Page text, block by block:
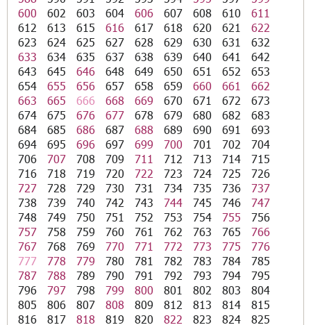
600
602 603 604 606 607 608 610
611
612
613 615 616 617 618 620 621
622
623
624 625 627 628 629 630 631
632
633
634 635 637 638 639 640 641
642
643
645 646 648 649 650 651 652
653
654
655 656 657 658 659 660 661
662
663
665 666 668 669 670 671 672
673
674
675 676 677 678 679 680 682
683
684
685 686 687 688 689 690 691
693
694
695 696 697 699 700 701 702
704
706
707 708 709 711 712 713 714
715
716
718 719 720 722 723 724 725
726
727
728 729 730 731 734 735 736
737
738
739 740 742 743 744 745 746
747
748
749 750 751 752 753 754 755
756
757
758 759 760 761 762 763 765
766
767
768 769 770 771 772 773 775
776
777
778 779 780 781 782 783 784
785
787
788 789 790 791 792 793 794
795
796
797 798 799 800 801 802 803
804
805
806 807 808 809 812 813 814
815
816
817 818 819 820 822 823 824
825